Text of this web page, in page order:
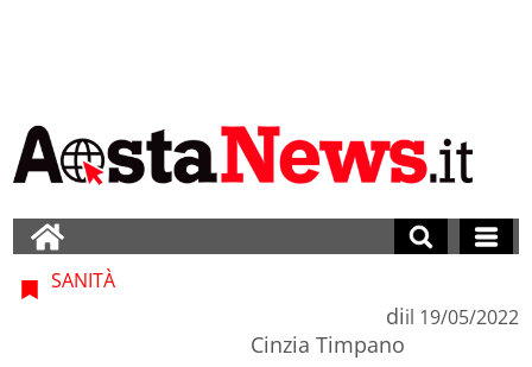
SANITÀ
di
Cinzia Timpano
il 19/05/2022